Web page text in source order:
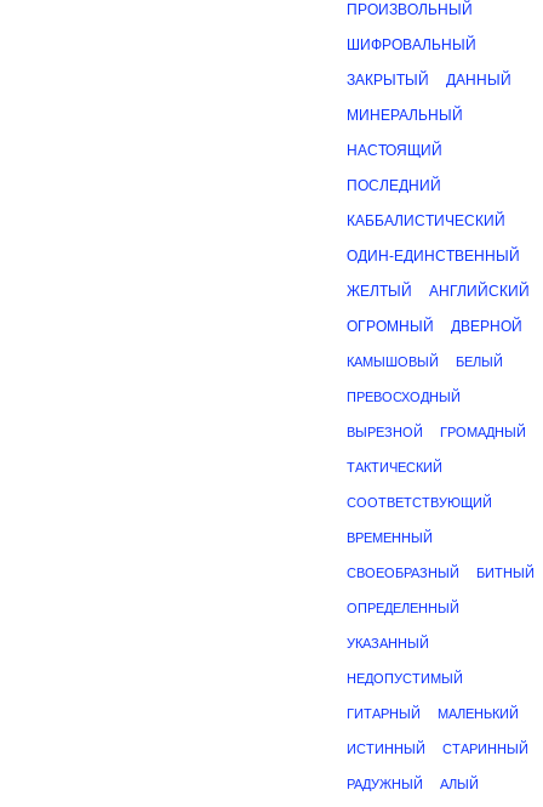
ПРОИЗВОЛЬНЫЙ
ШИФРОВАЛЬНЫЙ
ЗАКРЫТЫЙ ДАННЫЙ
МИНЕРАЛЬНЫЙ
НАСТОЯЩИЙ
ПОСЛЕДНИЙ
КАББАЛИСТИЧЕСКИЙ
ОДИН-ЕДИНСТВЕННЫЙ
ЖЕЛТЫЙ АНГЛИЙСКИЙ
ОГРОМНЫЙ ДВЕРНОЙ
КАМЫШОВЫЙ БЕЛЫЙ
ПРЕВОСХОДНЫЙ
ВЫРЕЗНОЙ ГРОМАДНЫЙ
ТАКТИЧЕСКИЙ
СООТВЕТСТВУЮЩИЙ
ВРЕМЕННЫЙ
СВОЕОБРАЗНЫЙ БИТНЫЙ
ОПРЕДЕЛЕННЫЙ
УКАЗАННЫЙ
НЕДОПУСТИМЫЙ
ГИТАРНЫЙ МАЛЕНЬКИЙ
ИСТИННЫЙ СТАРИННЫЙ
РАДУЖНЫЙ АЛЫЙ